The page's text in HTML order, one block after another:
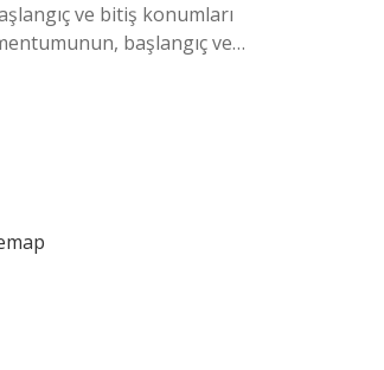
​​ve bitiş konumları
başlangıç ​​ve…